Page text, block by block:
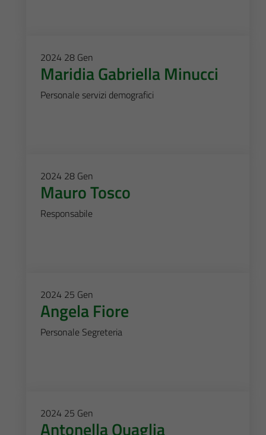
2024 28 Gen
Maridia Gabriella Minucci
Personale servizi demografici
2024 28 Gen
Mauro Tosco
Responsabile
2024 25 Gen
Angela Fiore
Personale Segreteria
2024 25 Gen
Antonella Quaglia